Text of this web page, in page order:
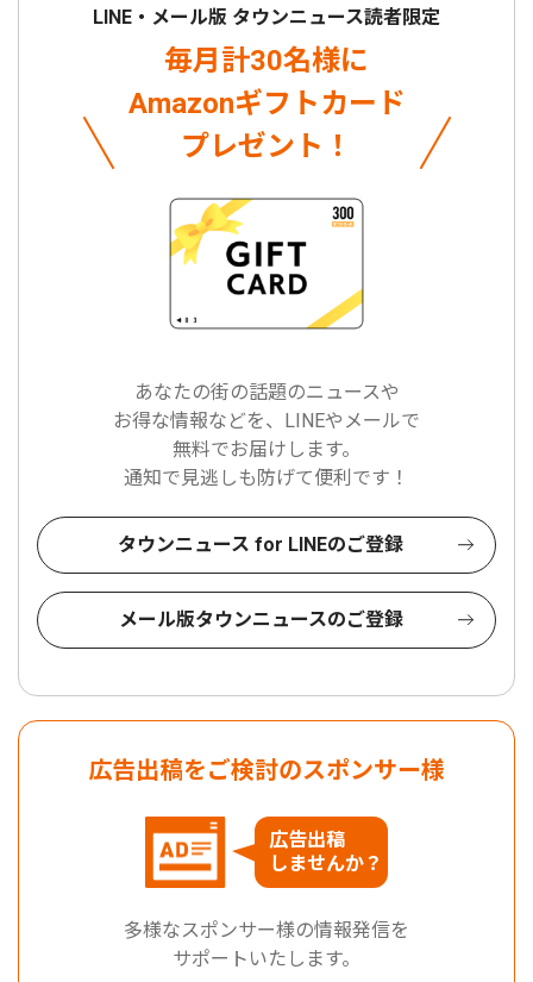
LINE・メール版 タウンニュース読者限定
毎月計30名様に
Amazonギフトカード
プレゼント！
あなたの街の話題のニュースや
お得な情報などを、LINEやメールで
無料でお届けします。
通知で見逃しも防げて便利です！
タウンニュース for LINEのご登録
メール版タウンニュースのご登録
広告出稿をご検討のスポンサー様
広告出稿
しませんか？
多様なスポンサー様の情報発信を
サポートいたします。